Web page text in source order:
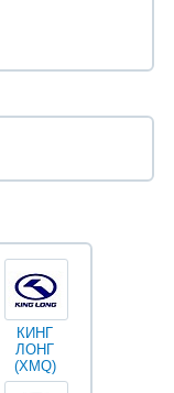
КИНГ
ЛОНГ
(XMQ)